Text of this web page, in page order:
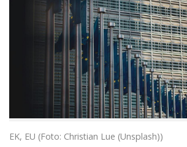
EK, EU (Foto: Christian Lue (Unsplash))